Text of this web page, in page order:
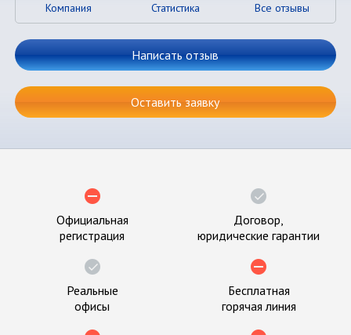
Компания Статистика Все отзывы
Написать отзыв
Оставить заявку
Официальная
регистрация
Договор,
юридические гарантии
Реальные
офисы
Бесплатная
горячая линия